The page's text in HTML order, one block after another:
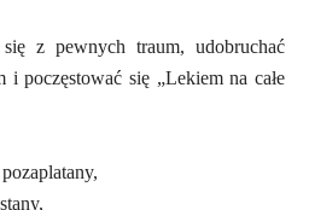
z pewnych traum, udobruchać
i poczęstować się „Lekiem na całe